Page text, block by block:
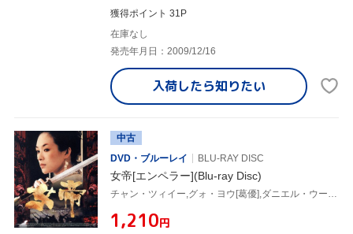
獲得ポイント 31P
在庫なし
発売年月日：2009/12/16
入荷したら知りたい
中古
DVD・ブルーレイ
BLU-RAY DISC
女帝[エンペラー](Blu-ray Disc)
¥1,210円